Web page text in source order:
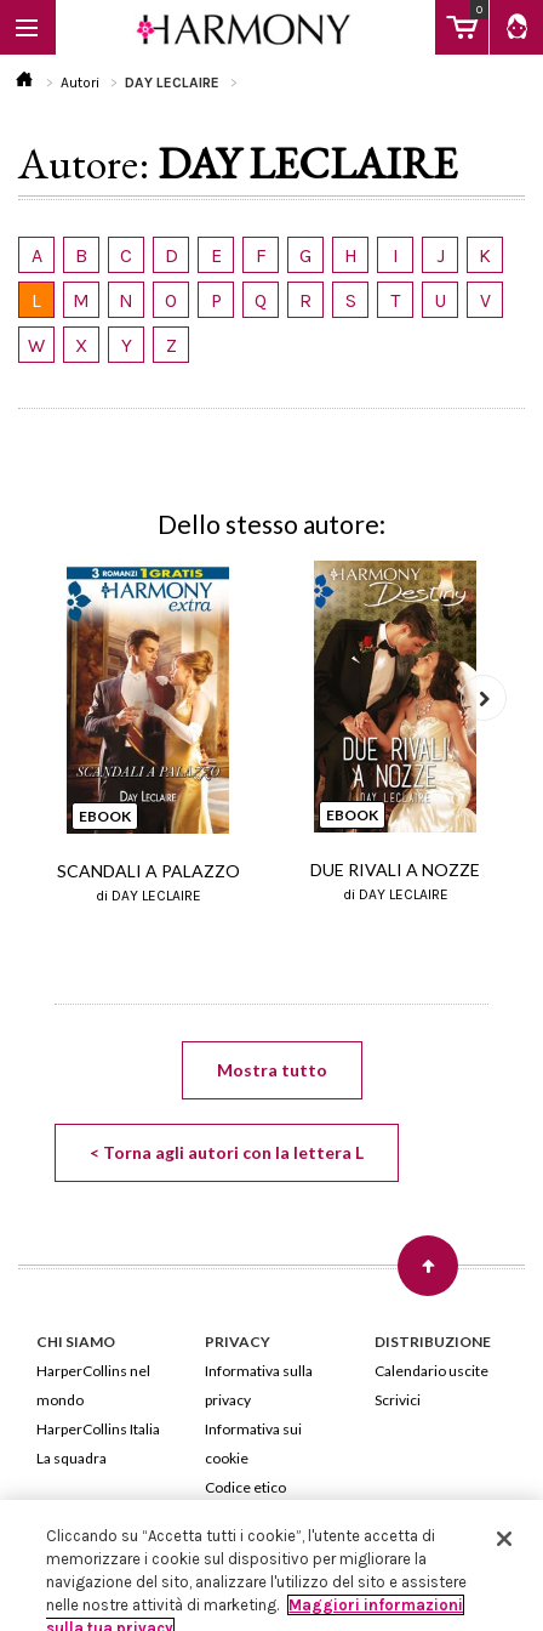
0
EBOOK
LIBRI
Calendario
Autori DAY LECLAIRE
Autore: DAY LECLAIRE
A B C D E F G H I J
K
L
M N O P Q R S T U
V
W
X Y Z
Dello stesso autore:
EBOOK
SCANDALI A PALAZZO
di DAY LECLAIRE
EBOOK
DUE RIVALI A NOZZE
di DAY LECLAIRE
Next
Mostra tutto
< Torna agli autori con la lettera L
CHI SIAMO
HarperCollins nel
mondo
HarperCollins Italia
La squadra
PRIVACY
Informativa sulla
privacy
Informativa sui
cookie
Codice etico
DISTRIBUZIONE
Calendario uscite
Scrivici
HarperCollins Italia S.p.A. Viale Monte Nero, 84 - 20135 Milano
Cod. Fiscale e P.IVA 05946780151 - Capitale Sociale 258.250 €
Iscritta in Milano al Registro delle imprese nr.198004 e REA nr.1051898
Cliccando su “Accetta tutti i cookie”, l'utente accetta di
memorizzare i cookie sul dispositivo per migliorare la
navigazione del sito, analizzare l'utilizzo del sito e assistere
nelle nostre attività di marketing. Maggiori informazioni